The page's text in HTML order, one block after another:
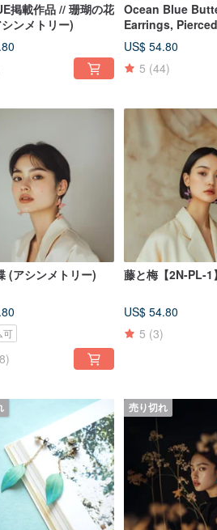
掲載作品 // 珊瑚の花
(アシンメトリー)
Ocean Blue
Earrings,
US$ 54.80
5 (44)
(アシンメトリー)
可
藤と梅【2N-PL-1】
US$ 54.80
5 (3)
売り切れ